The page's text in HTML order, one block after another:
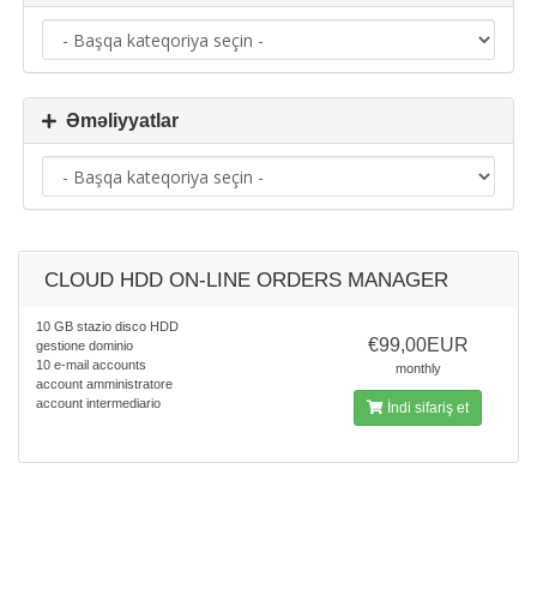
Əməliyyatlar
CLOUD HDD ON-LINE ORDERS MANAGER
10 GB stazio disco HDD
gestione dominio
10 e-mail accounts
account amministratore
account intermediario
€99,00EUR
monthly
İndi sifariş et